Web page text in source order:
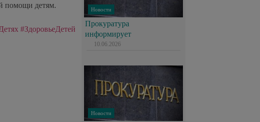
помощи детям.
#ЗдоровьеДетей
Новости
Прокуратура
информирует
10.06.2026
Новости